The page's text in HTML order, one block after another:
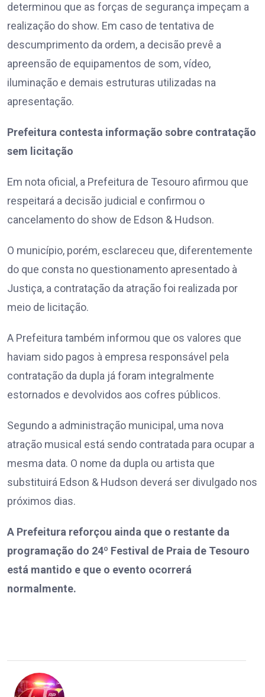
determinou que as forças de segurança impeçam a
realização do show. Em caso de tentativa de
descumprimento da ordem, a decisão prevê a
apreensão de equipamentos de som, vídeo,
iluminação e demais estruturas utilizadas na
apresentação.
Prefeitura contesta informação sobre contratação
sem licitação
Em nota oficial, a Prefeitura de Tesouro afirmou que
respeitará a decisão judicial e confirmou o
cancelamento do show de Edson & Hudson.
O município, porém, esclareceu que, diferentemente
do que consta no questionamento apresentado à
Justiça, a contratação da atração foi realizada por
meio de licitação.
A Prefeitura também informou que os valores que
haviam sido pagos à empresa responsável pela
contratação da dupla já foram integralmente
estornados e devolvidos aos cofres públicos.
Segundo a administração municipal, uma nova
atração musical está sendo contratada para ocupar a
mesma data. O nome da dupla ou artista que
substituirá Edson & Hudson deverá ser divulgado nos
próximos dias.
A Prefeitura reforçou ainda que o restante da
programação do 24º Festival de Praia de Tesouro
está mantido e que o evento ocorrerá
normalmente.